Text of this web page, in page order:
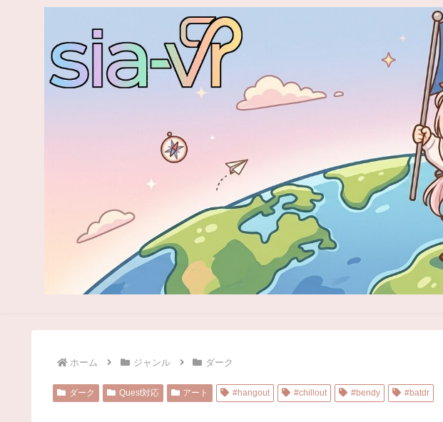
ホーム ジャンル ダーク
ダーク Quest対応 アート #hangout #chillout #bendy #batdr